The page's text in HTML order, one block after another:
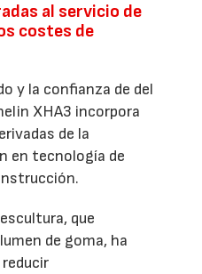
al servicio de
costes de
y la confianza de del
XHA3 incorpora
de la
en tecnología de
que
de goma, ha